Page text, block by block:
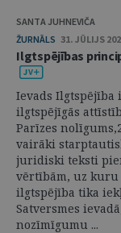
SANTA JUHNEVIČA
ŽURNĀLS 31. JŪLIJS
Ilgtspējības
Ievads Ilgtspējība
ilgtspējīgās
Parīzes
vairāki
juridiski teksti
vērtībām, uz kuru
ilgtspējība tika
Satversmes
nozīmīgumu ...